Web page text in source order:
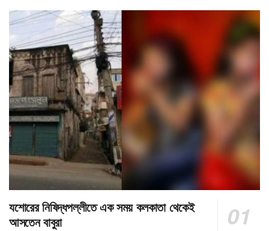
যশোরের নিষিদ্ধপল্লীতে এক সময় কলকাতা থেকেই
আসতেন বাবুরা